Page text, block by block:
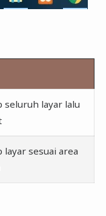
seluruh layar lalu
layar sesuai area